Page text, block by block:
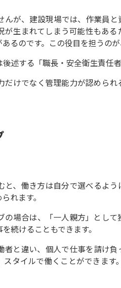
んが、建設現場では、作業員
生まれてしまう可能性もあ
るのです。この役目を担うのが
述する「職長・安全衛生責任
けでなく管理能力が認めら
と、働き方は自分で選べるよ
れます。
場合は、「一人親方」とし
続けることもできます。
者と違い、個人で仕事を請け
タイルで働くことができま